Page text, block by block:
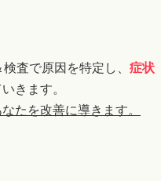
査で原因を特定し、 症状
きます。
たを改善に導きます。